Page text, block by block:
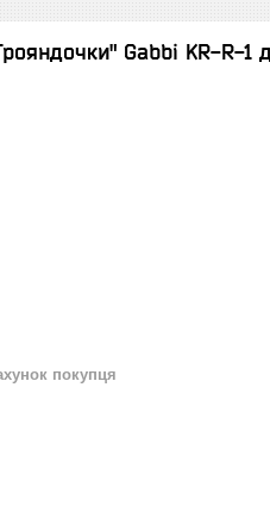
Gabbi KR-R-1
покупця